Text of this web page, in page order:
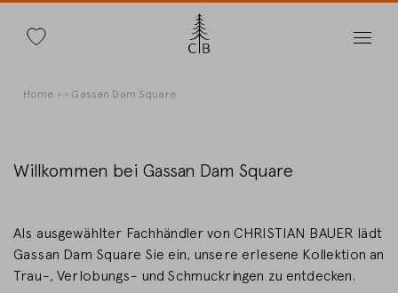
zumPfadnavigation
Home Gassan Dam Square
Willkommen bei Gassan Dam Square
Als ausgewählter Fachhändler von CHRISTIAN BAUER lädt
Gassan Dam Square Sie ein, unsere erlesene Kollektion an
Trau-, Verlobungs- und Schmuckringen zu entdecken.
Land wechseln